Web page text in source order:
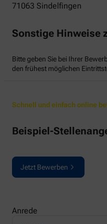
71063 Sindelfingen
Sonstige Hinweise
Bitte geben Sie bei Ihrer
den frühest möglichen
Schnell und einfach online
Beispiel-
Jetzt Bewerben
Anrede